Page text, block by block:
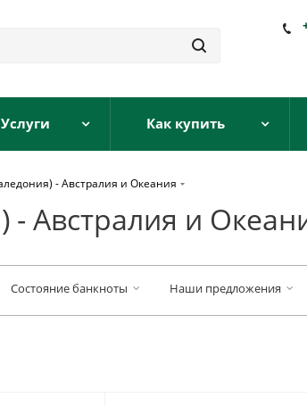
Услуги Как купить
- Австралия и Океания
Австралия и
Состояние банкноты Наши предложения